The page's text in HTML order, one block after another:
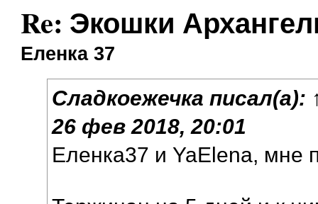
Re: Экошки
Еленка 37
Сладкоежечка писал(а):
26 фев 2018, 20:01
Еленка37 и YaElena, мне